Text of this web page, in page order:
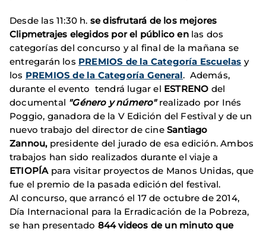
Desde las 11:30 h. se disfrutará de los mejores
Clipmetrajes elegidos por el público enlas dos
categorías del concurso y al final de la mañana se
entregarán los PREMIOS de la Categoría Escuelas y
los PREMIOS de la Categoría General. Además,
durante el evento tendrá lugar el ESTRENO del
documental "Género y número"realizado por Inés
Poggio, ganadora de la V Edición del Festival y de un
nuevo trabajo del director de cine Santiago
Zannou, presidente del jurado de esa edición. Ambos
trabajos han sido realizados durante el viaje a
ETIOPÍA para visitar proyectos de Manos Unidas, que
fue el premio de la pasada edición del festival.
Al concurso, que arrancó el 17 de octubre de 2014,
Día Internacional para la Erradicación de la Pobreza,
se han presentado 844 videos de un minuto que